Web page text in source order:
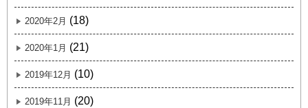
2020年2月 (18)
2020年1月 (21)
2019年12月 (10)
2019年11月 (20)